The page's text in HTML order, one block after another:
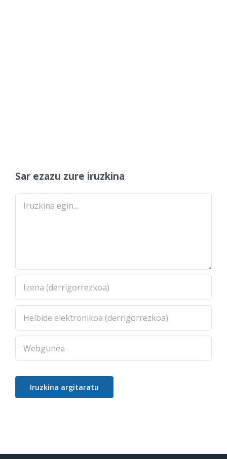
Sar ezazu zure iruzkina
Comment